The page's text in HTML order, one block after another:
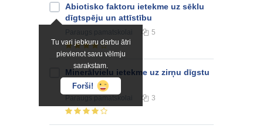
Tu vari jebkuru darbu ātri
pievienot savu vēlmju
sarakstam.
Forši!
Abiotisko faktoru ietekme uz sēklu
dīgtspēju un attīstību
5
Minerālvielu ietekme uz zirņu dīgstu
augšanu
3